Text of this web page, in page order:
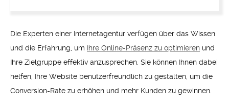
Die Experten einer Internetagentur verfügen über das Wissen
und die Erfahrung, um Ihre Online-Präsenz zu optimieren und
Ihre Zielgruppe effektiv anzusprechen. Sie können Ihnen dabei
helfen, Ihre Website benutzerfreundlich zu gestalten, um die
Conversion-Rate zu erhöhen und mehr Kunden zu gewinnen.